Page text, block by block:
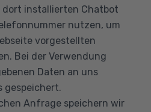
installierten Chatbot
nutzen, um
vorgestellten
Bei der Verwendung
Daten an uns
gespeichert.
Anfrage speichern wir